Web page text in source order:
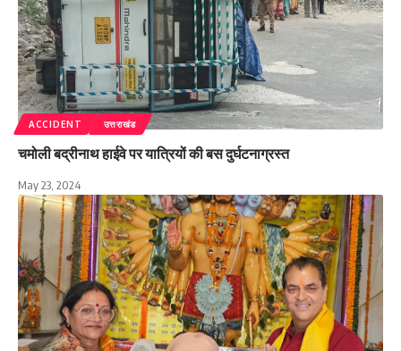
ACCIDENT उत्तराखंड
चमोली बद्रीनाथ हाईवे पर यात्रियों की बस दुर्घटनाग्रस्त
May 23, 2024